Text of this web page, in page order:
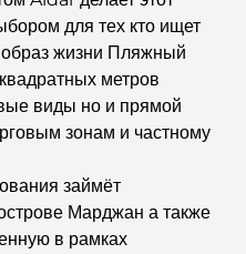
в Дубае: подробное
Палм Джумейра: наглядное
покупателей недвижимости.
Island Dubai: ваш полный
для тех кто ищет
жизни Пляжный
метров
виды но и прямой
зонам и частному
займёт
Марджан а также
в рамках